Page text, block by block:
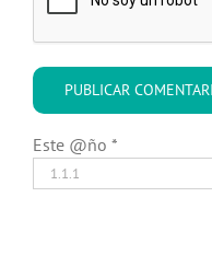
Este @ño *